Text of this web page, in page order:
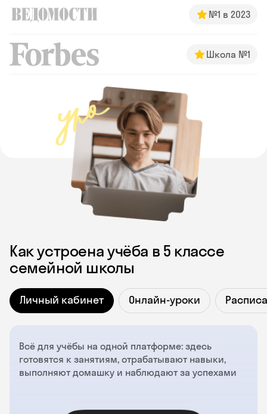
№1 в 2023
Школа №1
Как устроена учёба в 5 классе
семейной школы
Личный кабинет Онлайн-уроки
Всё для учёбы на одной платформе: здесь
готовятся к занятиям, отрабатывают навыки,
выполняют домашку и наблюдают за успехами